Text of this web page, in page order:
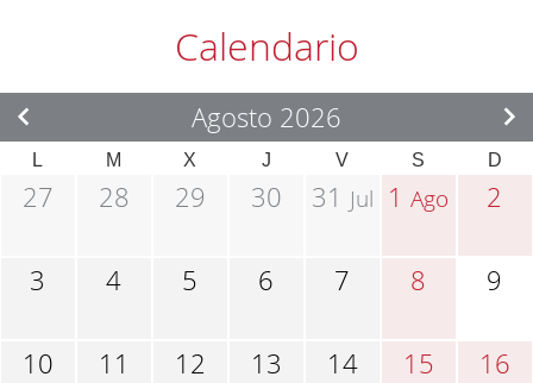
Calendario
Agosto 2026
L M X J V S D
27 28 29 30 31 Jul 1Ago 2
3 4 5 6 7 8 9
10 11 12 13 14 15 16